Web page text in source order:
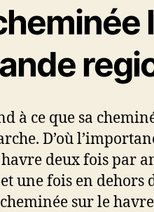
à ce que sa
D’où
deux fois par
une fois en dehors
sur le